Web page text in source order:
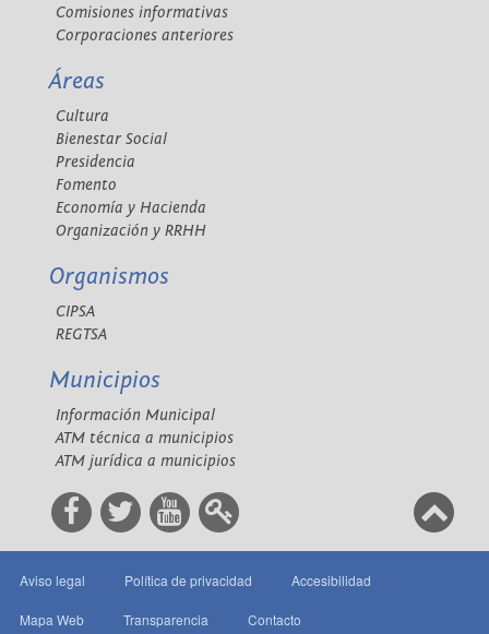
Comisiones informativas
Corporaciones anteriores
Áreas
Cultura
Bienestar Social
Presidencia
Fomento
Economía y Hacienda
Organización y RRHH
Organismos
CIPSA
REGTSA
Municipios
Información Municipal
ATM técnica a municipios
ATM jurídica a municipios
Aviso legal Política de privacidad Accesibilidad
Mapa Web Transparencia Contacto